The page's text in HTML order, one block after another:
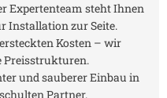
Expertenteam steht Ihnen
Installation zur Seite.
Kosten – wir
Preisstrukturen.
und sauberer Einbau in
Partner.